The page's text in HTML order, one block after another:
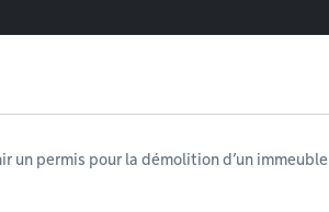
un permis pour la démolition d’un immeuble